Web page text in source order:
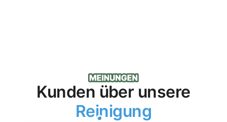
Kunden über unsere
Reinigung